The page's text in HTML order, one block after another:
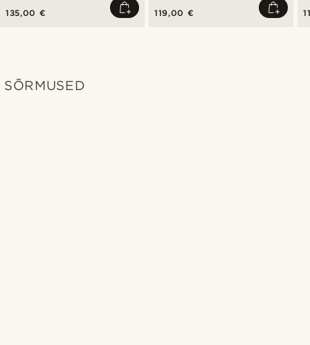
135,00 €
sihverplaadi ja musta
nahkrihmaga
119,00 €
SÕRMUSED